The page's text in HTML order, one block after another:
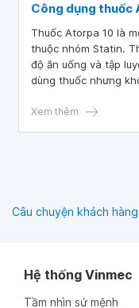
Công dụng thuốc
Thuốc Atorpa 10 là
thuộc nhóm Statin.
độ ăn uống và tập
dùng thuốc nhưng
Xem thêm
Câu chuyện khách hàng
Hệ thống Vinmec
Tầm nhìn sứ mệnh